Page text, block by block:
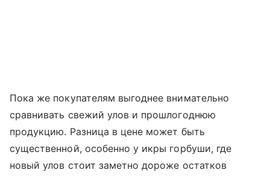
Пока же покупателям выгоднее внимательно
сравнивать свежий улов и прошлогоднюю
продукцию. Разница в цене может быть
существенной, особенно у икры горбуши, где
новый улов стоит заметно дороже остатков